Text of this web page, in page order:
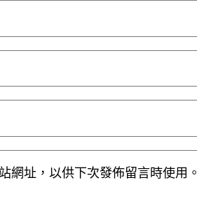
網址，以供下次發佈留言時使用。